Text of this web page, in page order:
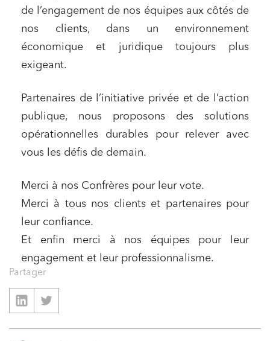
de l’engagement de nos équipes aux côtés de
nos clients, dans un environnement
économique et juridique toujours plus
exigeant.
Partenaires de l’initiative privée et de l’action
publique, nous proposons des solutions
opérationnelles durables pour relever avec
vous les défis de demain.
Merci à nos Confrères pour leur vote.
Merci à tous nos clients et partenaires pour
leur confiance.
Et enfin merci à nos équipes pour leur
engagement et leur professionnalisme.
Partager